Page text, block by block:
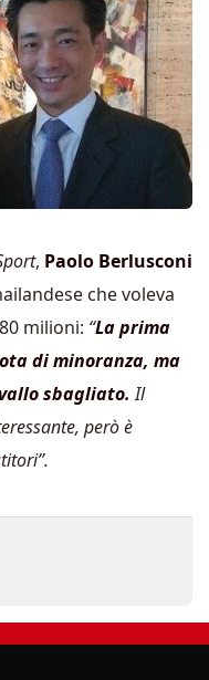
, Paolo Berlusconi
che voleva
milioni: “La prima
di minoranza, ma
sbagliato. Il
però è